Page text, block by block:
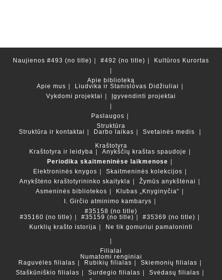
Naujienos #493 (no title) #492 (no title) Kultūros Kurortas
Apie biblioteką
Apie mus
Liudvika ir Stanislovas Didžiuliai
Vykdomi projektai
Įgyvendinti projektai
Paslaugos
Struktūra
Struktūra ir kontaktai
Darbo laikas
Svetainės medis
Kraštotyra
Kraštotyra ir leidyba
Anykščių kraštas spaudoje
Periodika skaitmeninėse laikmenose
Elektroninės knygos
Skaitmeninės kolekcijos
Anykštėno kraštotyrininko skaitykla
Žymūs anykštėnai
Asmeninės bibliotekos
Klubas „Knyginyčia“
I. Girčio atminimo kambarys
#35158 (no title)
#35160 (no title)
#35159 (no title)
#35369 (no title)
Kurklių krašto istorija
Ne tik gomuriui pamaloninti
Filialai
Numatomi renginiai
Raguvėlės filialas
Rubikių filialas
Skiemonių filialas
Staškūniškio filialas
Surdegio filialas
Svėdasų filialas